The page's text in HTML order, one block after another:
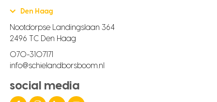
Den Haag
Nootdorpse Landingslaan 364
2496 TC Den Haag
070-3107171
info@schielandborsboom.nl
social media